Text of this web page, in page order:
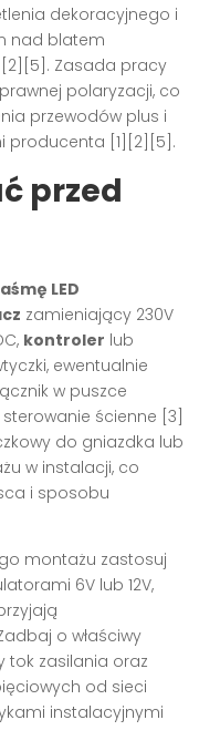
dekoracyjnego i
nad blatem
Zasada pracy
polaryzacji, co
przewodów plus i
producenta [1][2][5].
przed
LED
zamieniający 230V
kontroler lub
ewentualnie
w puszce
ścienne [3]
do gniazdka lub
w instalacji, co
i sposobu
montażu zastosuj
6V lub 12V,
o właściwy
tok zasilania oraz
od sieci
instalacyjnymi